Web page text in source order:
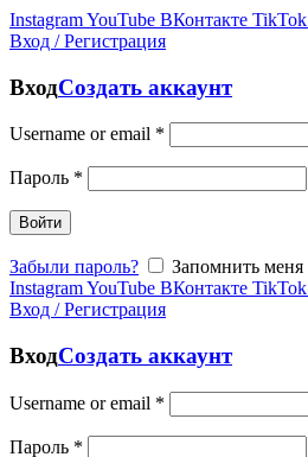
InstagramYouTube ВКонтакте TikTok
Вход / Регистрация
ВходСоздать аккаунт
Username or email *
Пароль *
Войти
Забыли пароль?
Запомнить меня
InstagramYouTube ВКонтакте TikTok
Вход / Регистрация
ВходСоздать аккаунт
Username or email *
Пароль *